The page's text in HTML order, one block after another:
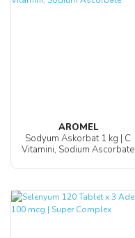
AROMEL
Sodyum Askorbat 1 kg | C
Vitamini, Sodium Ascorbate